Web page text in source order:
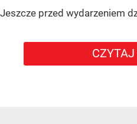
Jeszcze przed wydarzeniem